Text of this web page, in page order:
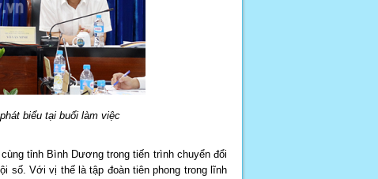
biểu tại buổi làm việc
tỉnh Bình Dương trong tiến trình chuyển đổi
số. Với vị thế là tập đoàn tiên phong trong lĩnh